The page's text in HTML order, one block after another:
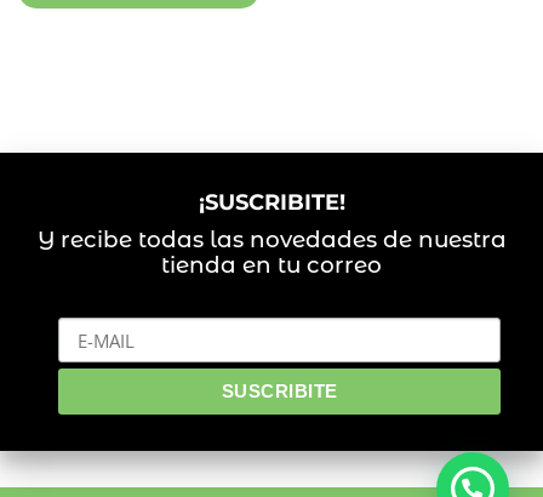
¡SUSCRIBITE!
Y recibe todas las novedades de nuestra
tienda en tu correo